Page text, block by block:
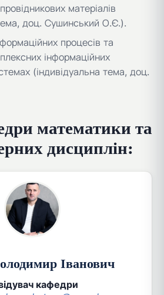
матеріалів
доц. Сушинський О.Є.).
процесів та
інформаційних
(індивідуальна тема, доц.
математики та
дисциплін:
Іванович
кафедри